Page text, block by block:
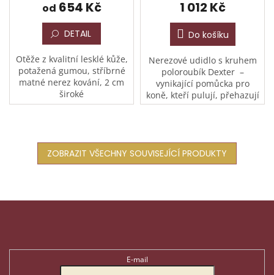
od 654 Kč
DETAIL
Otěže z kvalitní lesklé kůže,
potažená gumou, stříbrné
matné nerez kování, 2 cm
široké
1 012 Kč
Do košíku
Nerezové udidlo s kruhem
poloroubík Dexter –
vynikající pomůcka pro
koně, kteří pulují, přehazují
jazyk nad udidlo, chytají
ZOBRAZIT VŠECHNY SOUVISEJÍCÍ PRODUKTY
E-mail